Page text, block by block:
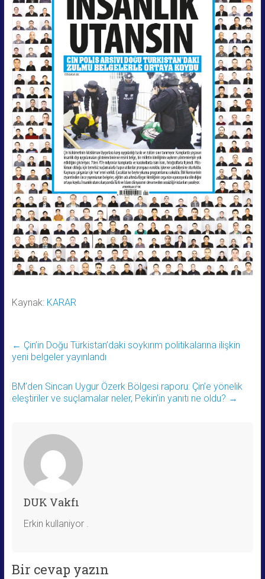
Kaynak: KARAR
← Çin’in Doğu Türkistan’daki soykırım politikalarına ilişkin
yeni belgeler yayınlandı
BM’den Sincan Uygur Özerk Bölgesi raporu: Çin’e yönelik
eleştiriler ve suçlamalar neler, Pekin’in yanıtı ne oldu? →
DUK Vakfı
Erkin kullaniyor .
Bir cevap yazın